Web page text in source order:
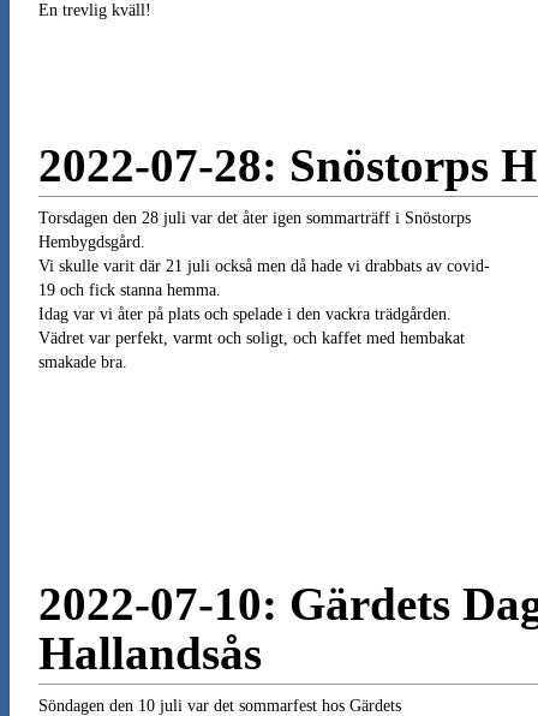
En trevlig kväll!
2022-07-28: Snöstorps
Torsdagen den 28 juli var det åter igen sommarträff i Snöstorps
Hembygdsgård.
Vi skulle varit där 21 juli också men då hade vi drabbats av covid-
19 och fick stanna hemma.
Idag var vi åter på plats och spelade i den vackra trädgården.
Vädret var perfekt, varmt och soligt, och kaffet med hembakat
smakade bra.
2022-07-10: Gärdets
Hallandsås
Söndagen den 10 juli var det sommarfest hos Gärdets